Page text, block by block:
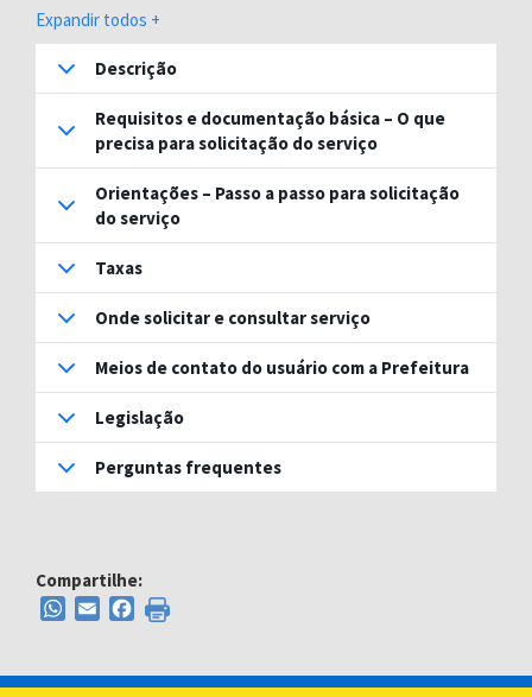
Expandir todos +
Descrição
Requisitos e documentação básica – O que
precisa para solicitação do serviço
Orientações – Passo a passo para solicitação
do serviço
Taxas
Onde solicitar e consultar serviço
Meios de contato do usuário com a Prefeitura
Legislação
Perguntas frequentes
Compartilhe:
WhatsApp
EmailFacebook